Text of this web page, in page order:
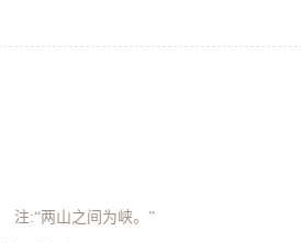
注:“两山之间为峡。”